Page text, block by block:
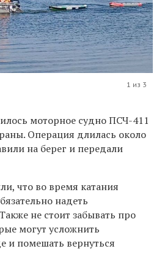
1 из 3
моторное судно ПСЧ-411
Операция длилась около
на берег и передали
что во время катания
надеть
не стоит забывать про
могут усложнить
и помешать вернуться